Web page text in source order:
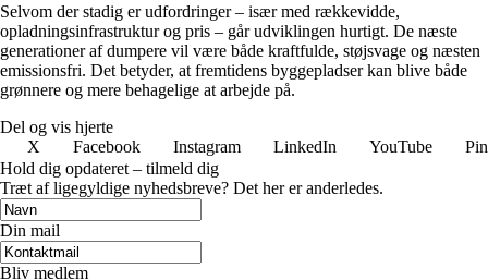
Selvom der stadig er udfordringer – især med rækkevidde,
opladningsinfrastruktur og pris – går udviklingen hurtigt. De næste
generationer af dumpere vil være både kraftfulde, støjsvage og næsten
emissionsfri. Det betyder, at fremtidens byggepladser kan blive både
grønnere og mere behagelige at arbejde på.
Del og vis hjerte
X
Facebook Instagram LinkedIn YouTube
Hold dig opdateret – tilmeld dig
Træt af ligegyldige nyhedsbreve? Det her er anderledes.
Din mail
Bliv medlem